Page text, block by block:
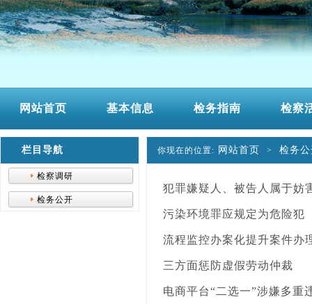
网站首页 基本信息 检务指南 检察
栏目导航
检察调研
检务公开
你现在的位置: 网站首页 > 检务
犯罪嫌疑人、被告人属于妨
污染环境罪应规定为危险犯
流程监控办案化提升案件办
三方面惩防虚假劳动仲裁
电商平台“二选一”涉嫌多重